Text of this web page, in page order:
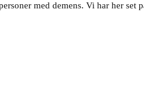
med demens. Vi har her